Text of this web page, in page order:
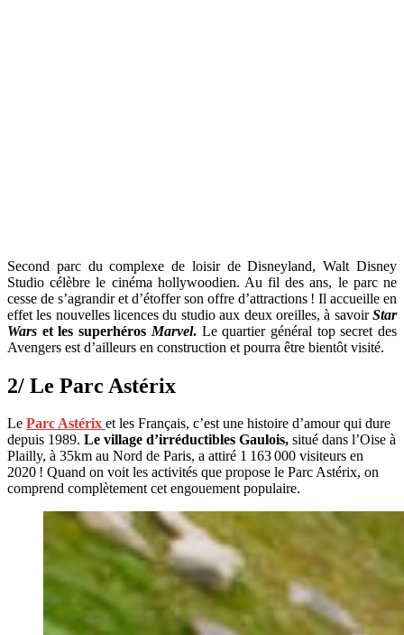
Second parc du complexe de loisir de Disneyland, Walt Disney
Studio célèbre le cinéma hollywoodien. Au fil des ans, le parc ne
cesse de s’agrandir et d’étoffer son offre d’attractions ! Il accueille en
effet les nouvelles licences du studio aux deux oreilles, à savoirStar
Wars et les superhéros Marvel. Le quartier général top secret des
Avengers est d’ailleurs en construction et pourra être bientôt visité.
2/ Le Parc Astérix
Le Parc Astérix et les Français, c’est une histoire d’amour qui dure
depuis 1989. Le village d’irréductibles Gaulois, situé dans l’Oise à
Plailly, à 35km au Nord de Paris, a attiré 1 163 000 visiteurs en
2020 ! Quand on voit les activités que propose le Parc Astérix, on
comprend complètement cet engouement populaire.